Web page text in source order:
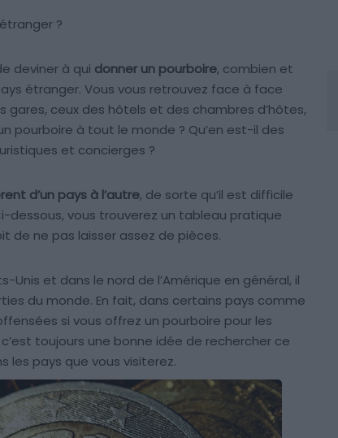
?
deviner à qui donner un pourboire, combien et
étranger. Vous vous retrouvez face à face
ceux des hôtels et des chambres d’hôtes,
pourboire à tout le monde ? Qu’en est-il des
et concierges ?
d’un pays à l’autre, de sorte qu’il est difficile
dessous, vous trouverez un tableau pratique
de ne pas laisser assez de pièces.
Unis et dans le nord de l’Amérique en général, il
du monde. En fait, dans certains pays comme
si vous offrez un pourboire pour les
c’est toujours une bonne idée de rechercher ce
les pays que vous visiterez.